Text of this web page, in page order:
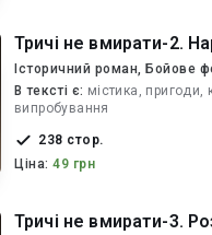
Тричі не вмирати-2.
Історичний роман, Бойове
В текcті є: містика, пригоди,
випробування
238 стор.
Ціна: 49 грн
Тричі не вмирати-3.